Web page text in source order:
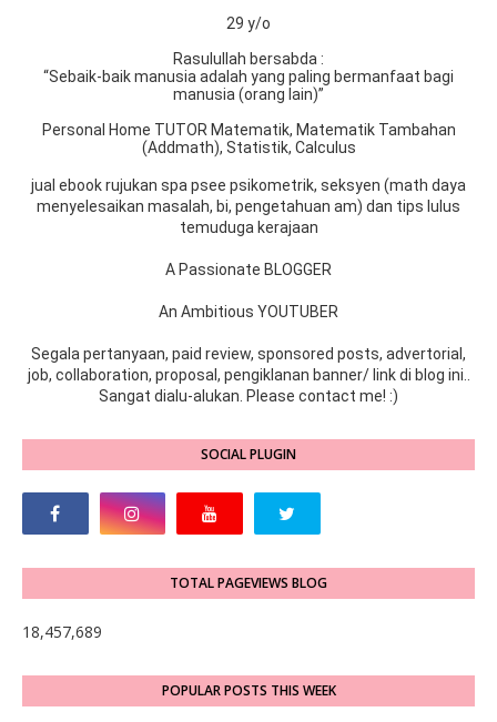
29 y/o
Rasulullah bersabda :
“Sebaik-baik manusia adalah yang paling bermanfaat bagi
manusia (orang lain)”
Personal Home TUTOR Matematik, Matematik Tambahan
(Addmath), Statistik, Calculus
jual ebook rujukan spa psee psikometrik, seksyen (math daya
menyelesaikan masalah, bi, pengetahuan am) dan tips lulus
temuduga kerajaan
A Passionate BLOGGER
An Ambitious YOUTUBER
Segala pertanyaan, paid review, sponsored posts, advertorial,
job, collaboration, proposal, pengiklanan banner/ link di blog ini..
Sangat dialu-alukan. Please contact me! :)
SOCIAL PLUGIN
TOTAL PAGEVIEWS BLOG
18,457,689
POPULAR POSTS THIS WEEK